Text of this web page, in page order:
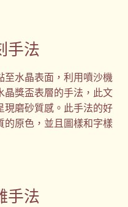
手法
水晶表面，利用噴沙機
獎盃表層的手法，此文
現磨砂質感。此手法的好
的原色，並且圖樣和字樣
手法